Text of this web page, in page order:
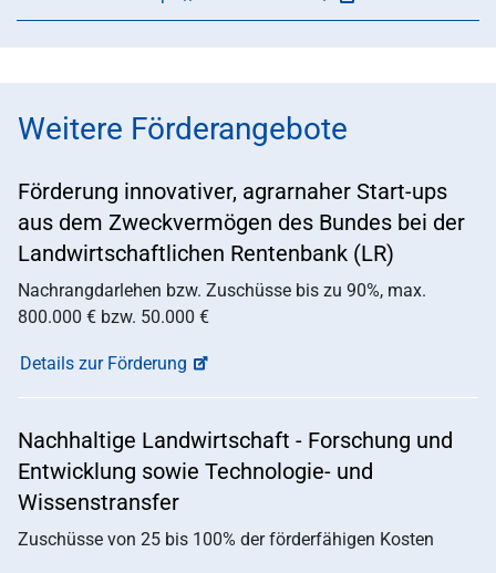
Weitere Förderangebote
Förderung innovativer, agrarnaher Start-ups
aus dem Zweckvermögen des Bundes bei der
Landwirtschaftlichen Rentenbank (LR)
Nachrangdarlehen bzw. Zuschüsse bis zu 90%, max.
800.000 € bzw. 50.000 €
Details zur Förderung
Nachhaltige Landwirtschaft - Forschung und
Entwicklung sowie Technologie- und
Wissenstransfer
Zuschüsse von 25 bis 100% der förderfähigen Kosten